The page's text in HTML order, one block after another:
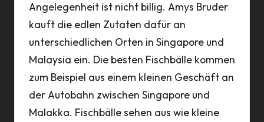
Angelegenheit ist nicht billig. Amys Bruder
kauft die edlen Zutaten dafür an
unterschiedlichen Orten in Singapore und
Malaysia ein. Die besten Fischbälle kommen
zum Beispiel aus einem kleinen Geschäft an
der Autobahn zwischen Singapore und
Malakka. Fischbälle sehen aus wie kleine